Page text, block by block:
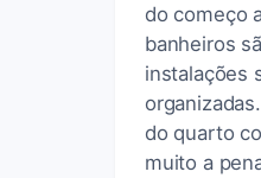
do começo
banheiros
instalações
do quarto
muito a